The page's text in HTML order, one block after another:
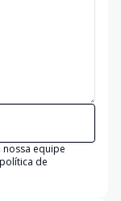
equipe
política de